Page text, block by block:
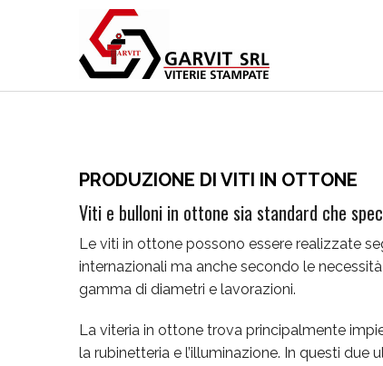
PRODUZIONE DI VITI IN OTTONE
Viti e bulloni in ottone sia standard che
Le viti in ottone possono essere realizzate
internazionali ma anche secondo le
gamma di diametri e lavorazioni.
La viteria in ottone trova principalmente
la rubinetteria e l’illuminazione. In questi due